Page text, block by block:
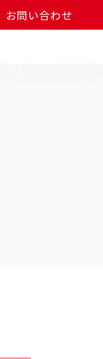
お問い合わせ